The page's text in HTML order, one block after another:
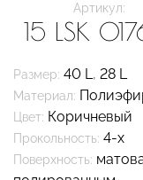
Артикул:
15 LSK
Размер: 40 L, 28 L
Материал:
Цвет: Коричневый
Прокольность: 4-х
Поверхность: